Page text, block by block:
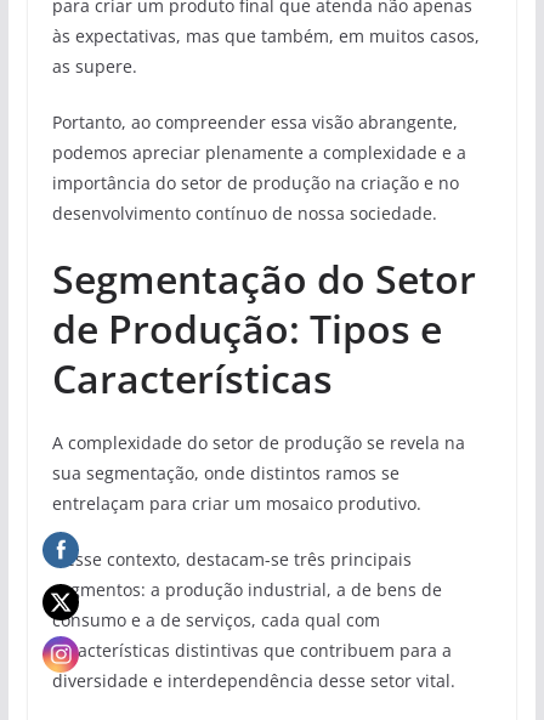
para criar um produto final que atenda não apenas
às expectativas, mas que também, em muitos casos,
as supere.
Portanto, ao compreender essa visão abrangente,
podemos apreciar plenamente a complexidade e a
importância do setor de produção na criação e no
desenvolvimento contínuo de nossa sociedade.
Segmentação do Setor
de Produção: Tipos e
Características
A complexidade do setor de produção se revela na
sua segmentação, onde distintos ramos se
entrelaçam para criar um mosaico produtivo.
Nesse contexto, destacam-se três principais
segmentos: a produção industrial, a de bens de
consumo e a de serviços, cada qual com
características distintivas que contribuem para a
diversidade e interdependência desse setor vital.